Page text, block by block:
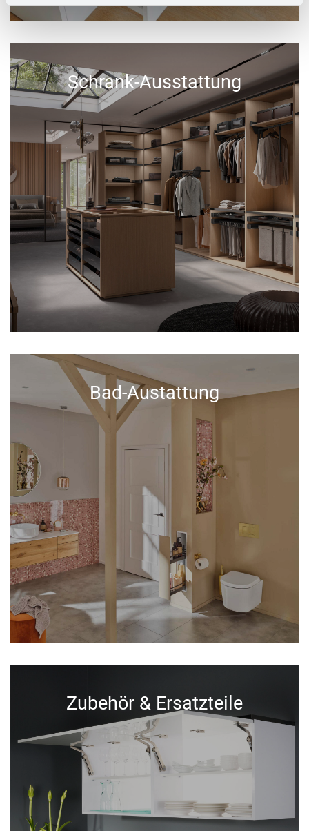
Schrank-Ausstattung
Bad-Austattung
Zubehör & Ersatzteile